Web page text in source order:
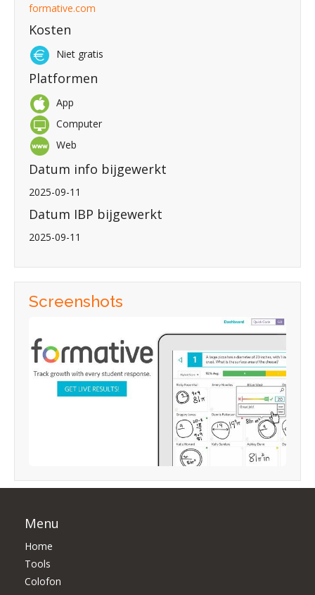
formative.com
Kosten
Niet gratis
Platformen
App
Computer
Web
Datum info bijgewerkt
2025-09-11
Datum IBP bijgewerkt
2025-09-11
Screenshots
Menu
Home
Tools
Colofon